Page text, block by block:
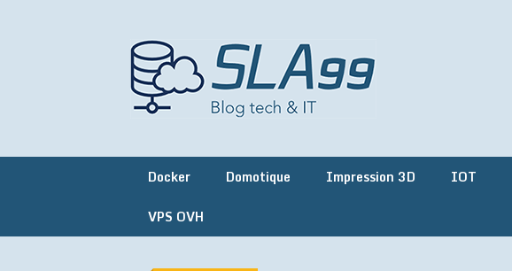
Docker Domotique Impression 3D IOT
VPS OVH